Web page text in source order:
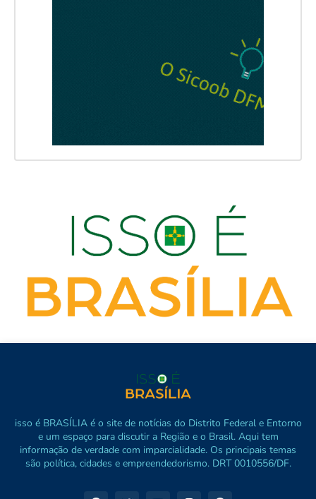
isso é BRASÍLIA é o site de notícias do Distrito Federal e Entorno
e um espaço para discutir a Região e o Brasil. Aqui tem
informação de verdade com imparcialidade. Os principais temas
são política, cidades e empreendedorismo. DRT 0010556/DF.